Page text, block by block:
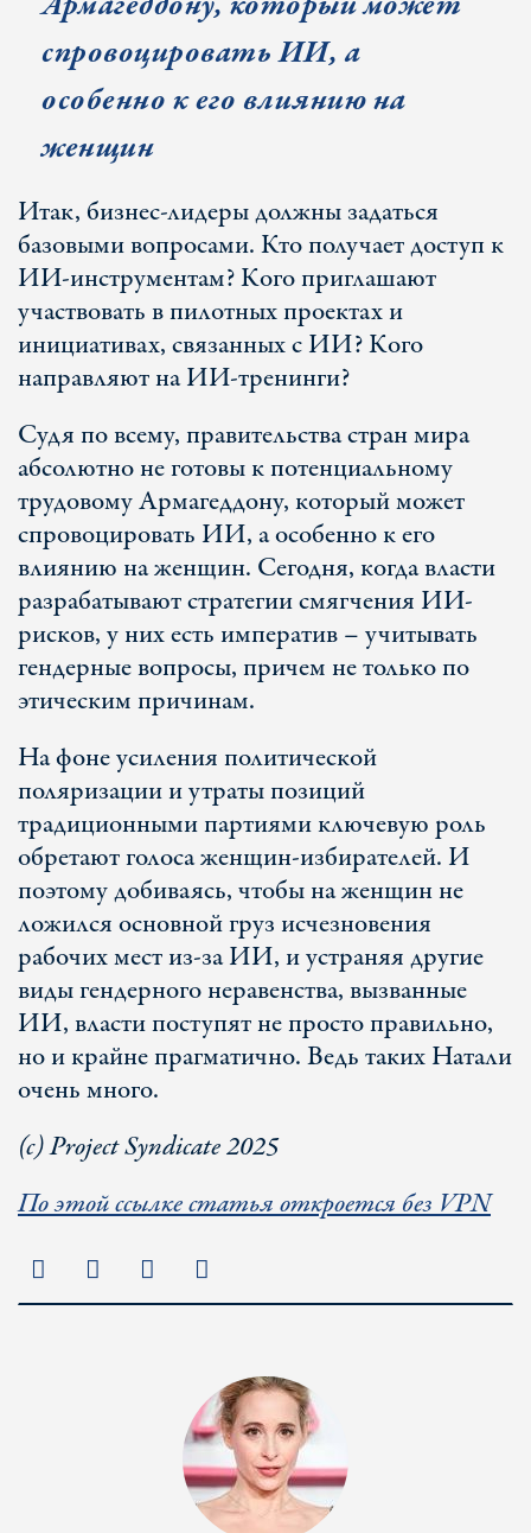
спровоцировать ИИ, а
особенно к его влиянию на
женщин
Итак, бизнес-лидеры должны задаться
базовыми вопросами. Кто получает доступ к
ИИ-инструментам? Кого приглашают
участвовать в пилотных проектах и
инициативах, связанных с ИИ? Кого
направляют на ИИ-тренинги?
Судя по всему, правительства стран мира
абсолютно не готовы к потенциальному
трудовому Армагеддону, который может
спровоцировать ИИ, а особенно к его
влиянию на женщин. Сегодня, когда власти
разрабатывают стратегии смягчения ИИ-
рисков, у них есть императив – учитывать
гендерные вопросы, причем не только по
этическим причинам.
На фоне усиления политической
поляризации и утраты позиций
традиционными партиями ключевую роль
обретают голоса женщин-избирателей. И
поэтому добиваясь, чтобы на женщин не
ложился основной груз исчезновения
рабочих мест из-за ИИ, и устраняя другие
виды гендерного неравенства, вызванные
ИИ, власти поступят не просто правильно,
но и крайне прагматично. Ведь таких Натали
очень много.
(с) Project Syndicate 2025
По этой ссылке статья откроется без VPN